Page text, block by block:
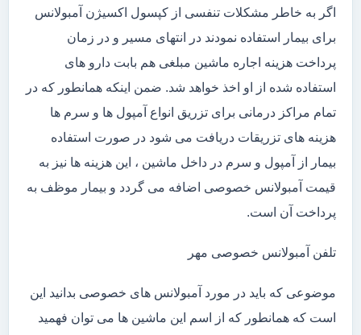
اگر به خاطر مشکلات تنفسی از کپسول اکسیژن آمبولانس
برای بیمار استفاده نمودند در انتهای مسیر و در زمان
پرداخت هزینه اجاره ماشین مبلغی هم بابت دارو های
استفاده شده از او اخذ خواهد شد. ضمن اینکه همانطور که در
تمام مراکز درمانی برای تزریق انواع آمپول ها و سرم ها
هزینه های تزریقات دریافت می شود در صورت استفاده
بیمار از آمپول و سرم در داخل ماشین ، این هزینه ها نیز به
قیمت آمبولانس خصوصی اضافه می گردد و بیمار موظف به
پرداخت آن است.
تلفن آمبولانس خصوصی مهر
موضوعی که باید در مورد آمبولانس های خصوصی بدانید این
است که همانطور که از اسم این ماشین ها می توان فهمید